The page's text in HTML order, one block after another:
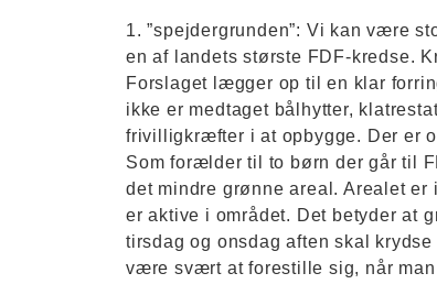
1. ”spejdergrunden”: Vi kan være
en af landets største FDF-kredse.
Forslaget lægger op til en klar
ikke er medtaget bålhytter,
frivilligkræfter i at opbygge. Der er
Som forælder til to børn der går til
det mindre grønne areal. Arealet
er aktive i området. Det betyder at
tirsdag og onsdag aften skal
være svært at forestille sig, når